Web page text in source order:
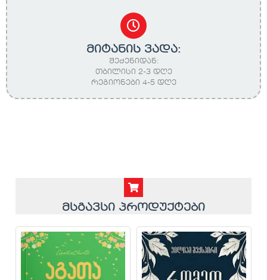
მიტანის ვადა:
შეძენიდან:
თბილისი 2-3 დღე
რეგიონები 4-5 დღე
მსგავსი პროდუქტები